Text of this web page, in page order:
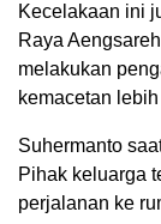
Kecelakaan ini
Raya
melakukan
kemacetan
Suhermanto
Pihak keluarga
perjalanan ke